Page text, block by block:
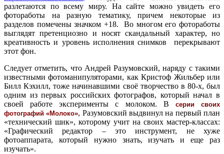
разлетаются по всему миру. На сайте можно увидеть его
фотоработы на разную тематику, причем некоторые из
разделов помечены значком +18. Во многом его фотоработы
выглядят претенциозно и носят скандальный характер, но
креативность и уровень исполнения снимков перекрывают
этот фон.
Следует отметить, что Андрей Разумовский, наряду с такими
известными фотоманипуляторами, какКристоф Жильберили
Билл Кэхилл, тоже начинавшими своё творчество в 80-х, был
одним из первых российских фотографов, который начал в
своей работе эксперименты с молоком. В серии своих
фотографий «Молоко», Разумовский выдвинул на первый план
«технический шик», которому учит на своих мастер-классах:
«Графический редактор – это инструмент, не хуже
фотоаппарата, который нужно знать, изучать и еще раз
изучать».